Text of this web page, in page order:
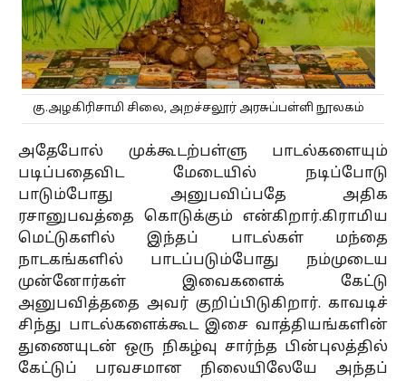
கு.அழகிரிசாமி சிலை, அறச்சலூர் அரசுப்பள்ளி நூலகம்
அதேபோல் முக்கூடற்பள்ளு பாடல்களையும்
படிப்பதைவிட மேடையில் நடிப்போடு
பாடும்போது அனுபவிப்பதே அதிக
ரசானுபவத்தை கொடுக்கும் என்கிறார்.கிராமிய
மெட்டுகளில் இந்தப் பாடல்கள் மந்தை
நாடகங்களில் பாடப்படும்போது நம்முடைய
முன்னோர்கள் இவைகளைக் கேட்டு
அனுபவித்ததை அவர் குறிப்பிடுகிறார். காவடிச்
சிந்து பாடல்களைக்கூட இசை வாத்தியங்களின்
துணையுடன் ஒரு நிகழ்வு சார்ந்த பின்புலத்தில்
கேட்டுப் பரவசமான நிலையிலேயே அந்தப்